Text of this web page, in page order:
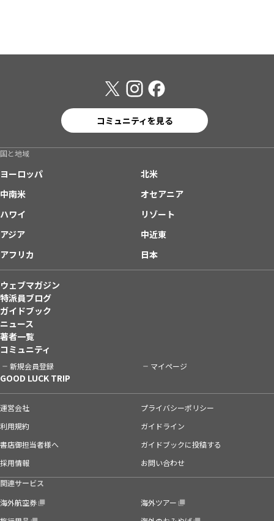
コミュニティを見る
国と地域
ヨーロッパ
北米
中南米
オセアニア
ハワイ
リゾート
アジア
中近東
アフリカ
日本
ウェブマガジン
特派員ブログ
ガイドブック
ニュース
著者一覧
コミュニティ
新規会員登録 マイページ
GOOD LUCK TRIP
運営会社
プライバシーポリシー
利用規約
ガイドライン
書店御担当者様へ
ガイドブックに投稿する
採用情報
お問い合わせ
関連サービス
海外航空券
海外ツアー